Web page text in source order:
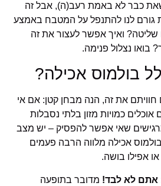
כבר לא באמת רעב(ה), אבל זה
לנו להתנפל על המטבח באמצע
שליטה? ואיך אפשר לעצור את זה
נצלול פנימה.
בולמוס אכילה?
את זה, הנה מבחן קטן: אם אי
כמויות מזון בלתי נסבלות
שאי אפשר להפסיק – יש מצב
אכילה מלווה הרבה פעמים
אפילו בושה.
אתם לא לבד! מדובר בתופעה